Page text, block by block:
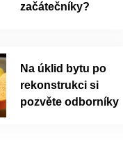
začátečníky?
Na úklid bytu po
rekonstrukci si
pozvěte odborníky